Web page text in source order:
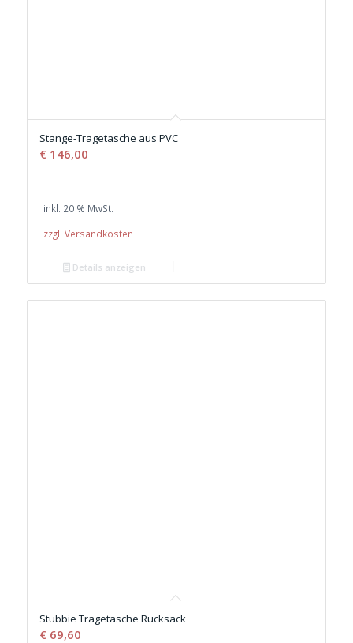
Stange-Tragetasche aus PVC
€146,00
inkl. 20 % MwSt.
zzgl. Versandkosten
Details anzeigen
Stubbie Tragetasche Rucksack
€69,60